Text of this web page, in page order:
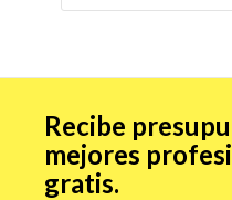
Recibe
mejores
gratis.